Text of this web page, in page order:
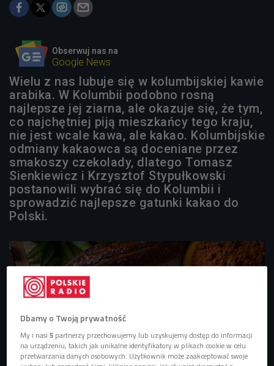
Obserwuj nas na
Google News
Wielu z nas lubuje się w kolumbijskiej kawie
arabika. W Kolumbii podobno rosną
najlepsze jej ziarna, ale okazuje się, że tym,
co najchętniej piją mieszkańcy tego kraju,
nie jest wcale kawa, ale kakao. Kolumbijskie
odmiany kakaowca są doceniane przez
smakoszy czekolady, dlatego Tomasz
Sienkiewicz i Krzysztof Stypułkowski
postanowili wybrać się do Kolumbii i
sprowadzić najlepsze gatunki kakao do
Polski.
Dbamy o Twoją prywatność
My i nasi5 partnerzy przechowujemy lub uzyskujemy dostęp do informacji
na urządzeniu, takich jak unikalne identyfikatory w plikach cookie w celu
przetwarzania danych osobowych. Użytkownik może zaakceptować swoje